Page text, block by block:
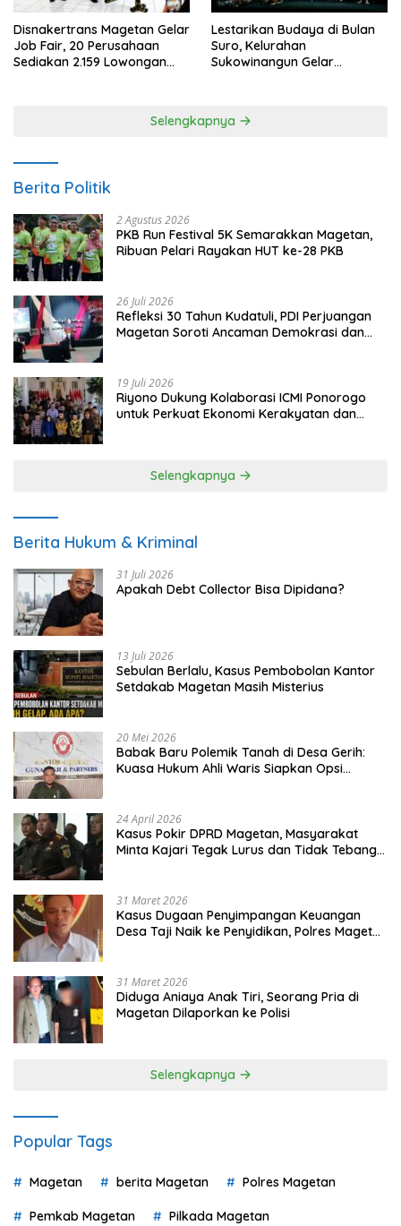
Disnakertrans Magetan Gelar
Job Fair, 20 Perusahaan
Sediakan 2.159 Lowongan
Lestarikan Budaya di Bulan
Suro, Kelurahan
Sukowinangun Gelar
Selengkapnya
Berita Politik
2 Agustus 2026
PKB Run Festival 5K Semarakkan Magetan,
Ribuan Pelari Rayakan HUT ke-28 PKB
26 Juli 2026
Refleksi 30 Tahun Kudatuli, PDI Perjuangan
Magetan Soroti Ancaman Demokrasi dan
19 Juli 2026
Riyono Dukung Kolaborasi ICMI Ponorogo
untuk Perkuat Ekonomi Kerakyatan dan
Selengkapnya
Berita Hukum & Kriminal
31 Juli 2026
Apakah Debt Collector Bisa Dipidana?
13 Juli 2026
Sebulan Berlalu, Kasus Pembobolan Kantor
Setdakab Magetan Masih Misterius
20 Mei 2026
Babak Baru Polemik Tanah di Desa Gerih:
Kuasa Hukum Ahli Waris Siapkan Opsi
24 April 2026
Kasus Pokir DPRD Magetan, Masyarakat
Minta Kajari Tegak Lurus dan Tidak Tebang
31 Maret 2026
Kasus Dugaan Penyimpangan Keuangan
Desa Taji Naik ke Penyidikan, Polres Magetan
31 Maret 2026
Diduga Aniaya Anak Tiri, Seorang Pria di
Magetan Dilaporkan ke Polisi
Selengkapnya
Popular Tags
Magetan berita Magetan Polres Magetan
Pemkab Magetan Pilkada Magetan